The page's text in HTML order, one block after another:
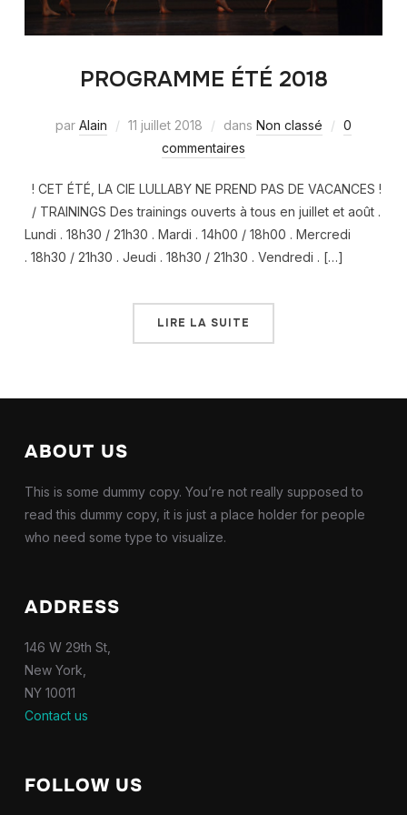
PROGRAMME ÉTÉ 2018
par Alain 11 juillet 2018 dans Non classé
0
commentaires
! CET ÉTÉ, LA CIE LULLABY NE PREND PAS DE VACANCES !
/ TRAININGS Des trainings ouverts à tous en juillet et août .
Lundi . 18h30 / 21h30 . Mardi . 14h00 / 18h00 . Mercredi
. 18h30 / 21h30 . Jeudi . 18h30 / 21h30 . Vendredi . […]
LIRE LA SUITE
ABOUT US
This is some dummy copy. You’re not really supposed to
read this dummy copy, it is just a place holder for people
who need some type to visualize.
ADDRESS
146 W 29th St,
New York,
NY 10011
Contact us
FOLLOW US